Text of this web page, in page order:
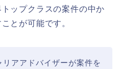
ップクラスの案件の中か
とが可能です。
リアアドバイザーが案件を